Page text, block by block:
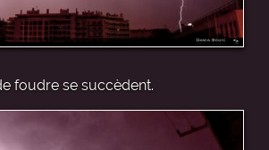
foudre se succèdent.